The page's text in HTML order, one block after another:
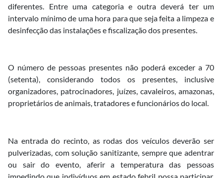
diferentes. Entre uma categoria e outra deverá ter um
intervalo mínimo de uma hora para que seja feita a limpeza e
desinfecção das instalações e fiscalização dos presentes.
O número de pessoas presentes não poderá exceder a 70
(setenta), considerando todos os presentes, inclusive
organizadores, patrocinadores, juízes, cavaleiros, amazonas,
proprietários de animais, tratadores e funcionários do local.
Na entrada do recinto, as rodas dos veículos deverão ser
pulverizadas, com solução sanitizante, sempre que adentrar
ou sair do evento, aferir a temperatura das pessoas
impedindo que indivíduos em estado febril possa participar.